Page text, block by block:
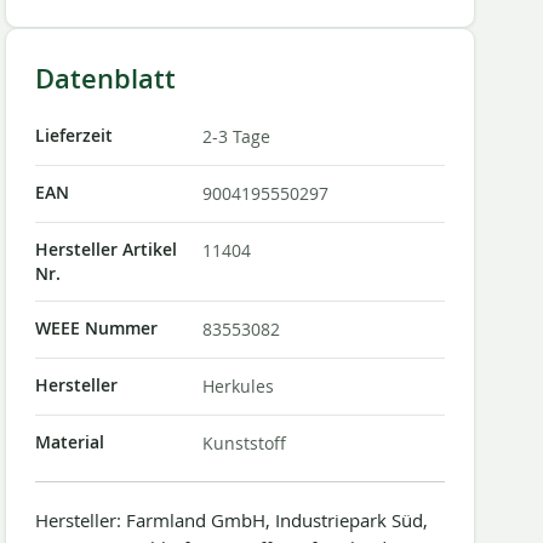
Datenblatt
Lieferzeit 2-3 Tage
EAN 9004195550297
Hersteller Artikel
Nr.
11404
WEEE Nummer 83553082
Hersteller Herkules
Material Kunststoff
Hersteller: Farmland GmbH, Industriepark Süd,